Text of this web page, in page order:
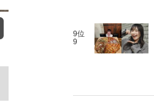
9位
9